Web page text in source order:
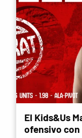
El Kids&Us
ofensivo con